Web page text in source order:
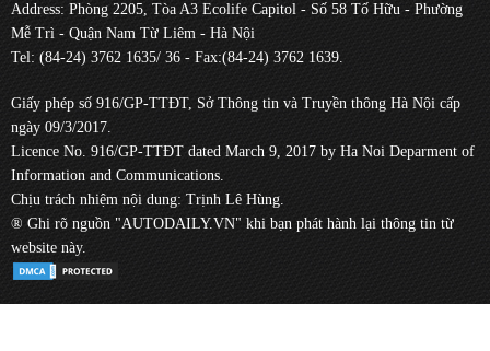
Address: Phòng 2205, Tòa A3 Ecolife Capitol - Số 58 Tố Hữu - Phường
Mễ Trì - Quận Nam Từ Liêm - Hà Nội
Tel: (84-24) 3762 1635/ 36 - Fax:(84-24) 3762 1639.
Giấy phép số 916/GP-TTĐT, Sở Thông tin và Truyền thông Hà Nội cấp
ngày 09/3/2017.
Licence No. 916/GP-TTĐT dated March 9, 2017 by Ha Noi Deparment of
Information and Communications.
Chịu trách nhiệm nội dung: Trịnh Lê Hùng.
® Ghi rõ nguồn "AUTODAILY.VN" khi bạn phát hành lại thông tin từ
website này.